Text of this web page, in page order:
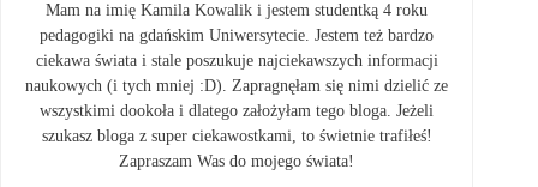
Mam na imię Kamila Kowalik i jestem studentką 4 roku
pedagogiki na gdańskim Uniwersytecie. Jestem też bardzo
ciekawa świata i stale poszukuje najciekawszych informacji
naukowych (i tych mniej :D). Zapragnęłam się nimi dzielić ze
wszystkimi dookoła i dlatego założyłam tego bloga. Jeżeli
szukasz bloga z super ciekawostkami, to świetnie trafiłeś!
Zapraszam Was do mojego świata!